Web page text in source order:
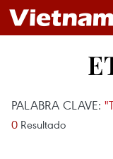
PALABRA CLAVE:
0 Resultado